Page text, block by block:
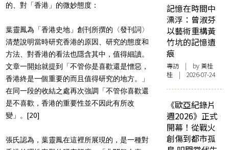
的、對「香港」的微妙態度：
葉靈鳳為「香港史地」創刊所撰的〈發刊詞〉
清楚說明當時研究香港的原因、研究的態度和
方法、對香港的看法也隱含其中，值得細讀。
文章一開始就提到「不管你是喜歡還是憎惡，
香港終是一個重要的而且值得研究的地方。」
在同一段的收結之處再次強調「不管你喜歡還
是不喜歡，香港的重要性並不因此有所改
變」。[20]
張氏認為，葉靈鳳在這裡所展現的，是一種對
記憶在時間中
漂浮：曾淑芬
以藝術重構黃
竹坑的記憶遺
痕
專訪 | by 黃桂
桂 | 2026-07-24
《歐亞紀錄片
週2026》正式
開幕！從戰火
創傷到都市孤